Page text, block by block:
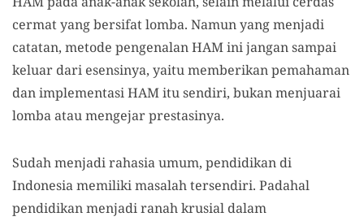
cermat yang bersifat lomba. Namun yang menjadi
catatan, metode pengenalan HAM ini jangan sampai
keluar dari esensinya, yaitu memberikan pemahaman
dan implementasi HAM itu sendiri, bukan menjuarai
lomba atau mengejar prestasinya.
Sudah menjadi rahasia umum, pendidikan di
Indonesia memiliki masalah tersendiri. Padahal
pendidikan menjadi ranah krusial dalam